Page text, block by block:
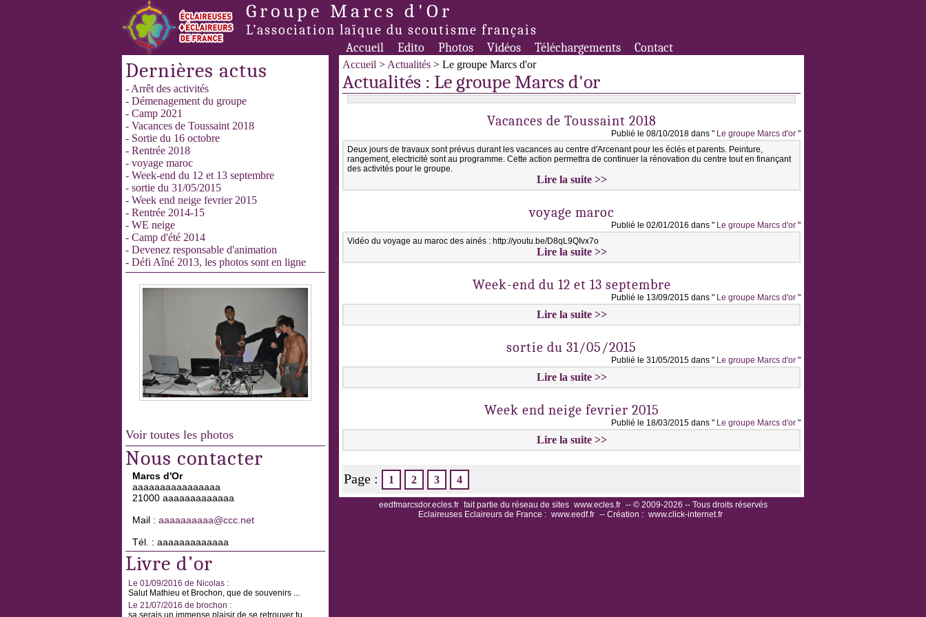
Groupe Marcs d'Or
L’association laïque du scoutisme français
Accueil Edito Photos Vidéos Téléchargements Contact
Dernières actus
- Arrêt des activités
- Démenagement du groupe
- Camp 2021
- Vacances de Toussaint 2018
- Sortie du 16 octobre
- Rentrée 2018
- voyage maroc
- Week-end du 12 et 13 septembre
- sortie du 31/05/2015
- Week end neige fevrier 2015
- Rentrée 2014-15
- WE neige
- Camp d'été 2014
- Devenez responsable d'animation
- Défi Aîné 2013, les photos sont en ligne
Voir toutes les photos
Nous contacter
Marcs d'Or
aaaaaaaaaaaaaaaa
21000 aaaaaaaaaaaaa
Mail : aaaaaaaaaa@ccc.net
Tél. : aaaaaaaaaaaaa
Livre d’or
Le 01/09/2016 de Nicolas :
Salut Mathieu et Brochon, que de souvenirs ...
Le 21/07/2016 de brochon :
sa serais un immense plaisir de se retrouver tu ...
Accueil > Actualités > Le groupe Marcs d'or
Actualités : Le groupe Marcs d'or
Vacances de Toussaint 2018
Publié le 08/10/2018 dans " Le groupe Marcs d'or "
Deux jours de travaux sont prévus durant les vacances au centre d'Arcenant pour les éclés et parents. Peinture,
rangement, electricité sont au programme. Cette action permettra de continuer la rénovation du centre tout en finançant
des activités pour le groupe.
Lire la suite >>
voyage maroc
Publié le 02/01/2016 dans " Le groupe Marcs d'or "
Vidéo du voyage au maroc des ainés : http://youtu.be/D8qL9QIvx7o
Lire la suite >>
Week-end du 12 et 13 septembre
Publié le 13/09/2015 dans " Le groupe Marcs d'or "
Lire la suite >>
sortie du 31/05/2015
Publié le 31/05/2015 dans " Le groupe Marcs d'or "
Lire la suite >>
Week end neige fevrier 2015
Publié le 18/03/2015 dans " Le groupe Marcs d'or "
Lire la suite >>
Page : 1 2 3 4
eedfmarcsdor.ecles.fr fait partie du réseau de sites www.ecles.fr -- © 2009-2026 -- Tous droits réservés
Eclaireuses Eclaireurs de France : www.eedf.fr -- Création : www.click-internet.fr